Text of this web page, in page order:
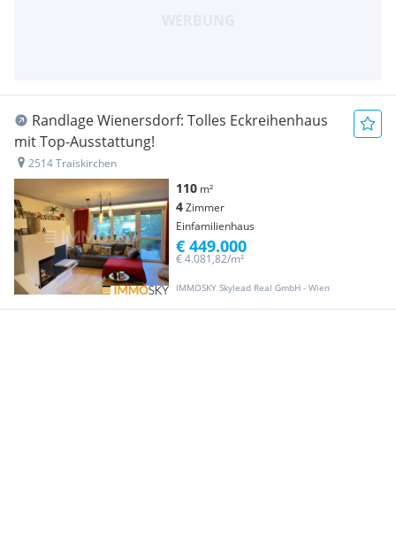
Randlage Wienersdorf: Tolles Eckreihenhaus
mit Top-Ausstattung!
2514 Traiskirchen
110 m²
4Zimmer
Einfamilienhaus
IMMOSKY Skylead Real GmbH - Wien
€ 4.081,82/m²
€ 449.000